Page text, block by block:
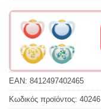
EAN: 8412497402465
Κωδικός προϊόντος: 40246